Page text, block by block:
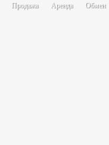
Продажа Аренда Обмен